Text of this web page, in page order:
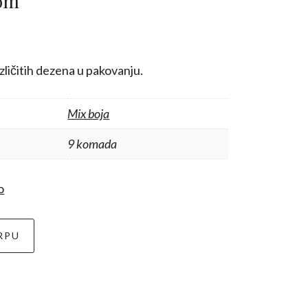
dezena u pakovanju.
Mix boja
9 komada